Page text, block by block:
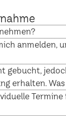
anmelden,
gebucht,
erhalten.